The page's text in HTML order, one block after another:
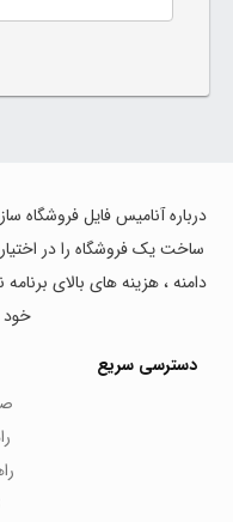
درباره آنامیس فایل فروشگاه
ساخت یک فروشگاه را در
دامنه ، هزینه های بالای
خود
دسترسی سریع